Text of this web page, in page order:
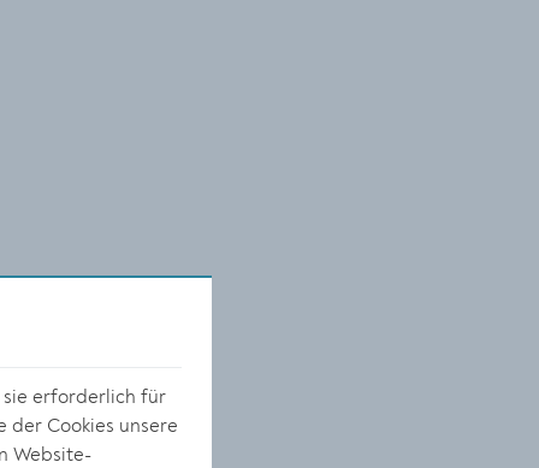
sie erforderlich für
Cookies unsere
Website-